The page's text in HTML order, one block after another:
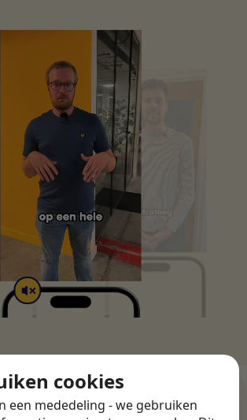
cookies
een mededeling - we gebruiken